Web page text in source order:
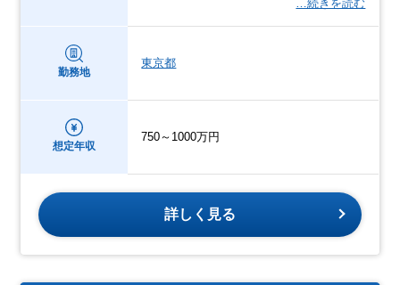
…続きを読む
勤務地
東京都
想定年収
750～1000万円
詳しく見る